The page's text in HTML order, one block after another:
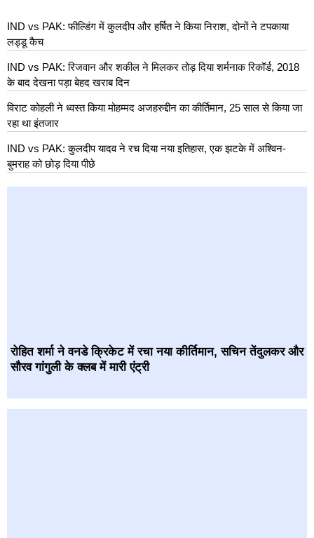
IND vs PAK: फील्डिंग में कुलदीप और हर्षित ने किया निराश, दोनों ने टपकाया
लड्डू कैच
IND vs PAK: रिजवान और शकील ने मिलकर तोड़ दिया शर्मनाक रिकॉर्ड, 2018
के बाद देखना पड़ा बेहद खराब दिन
विराट कोहली ने ध्वस्त किया मोहम्मद अजहरुद्दीन का कीर्तिमान, 25 साल से किया जा
रहा था इंतजार
IND vs PAK: कुलदीप यादव ने रच दिया नया इतिहास, एक झटके में अश्विन-
बुमराह को छोड़ दिया पीछे
रोहित शर्मा ने वनडे क्रिकेट में रचा नया कीर्तिमान, सचिन तेंदुलकर और
सौरव गांगुली के क्लब में मारी एंट्री